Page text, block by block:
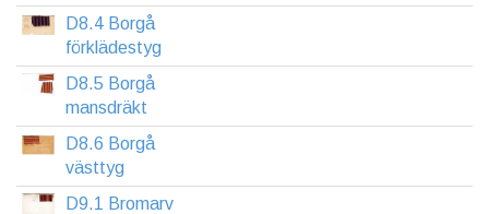
D8.4 Borgå
förklädestyg
D8.5 Borgå
mansdräkt
D8.6 Borgå
västtyg
D9.1 Bromarv